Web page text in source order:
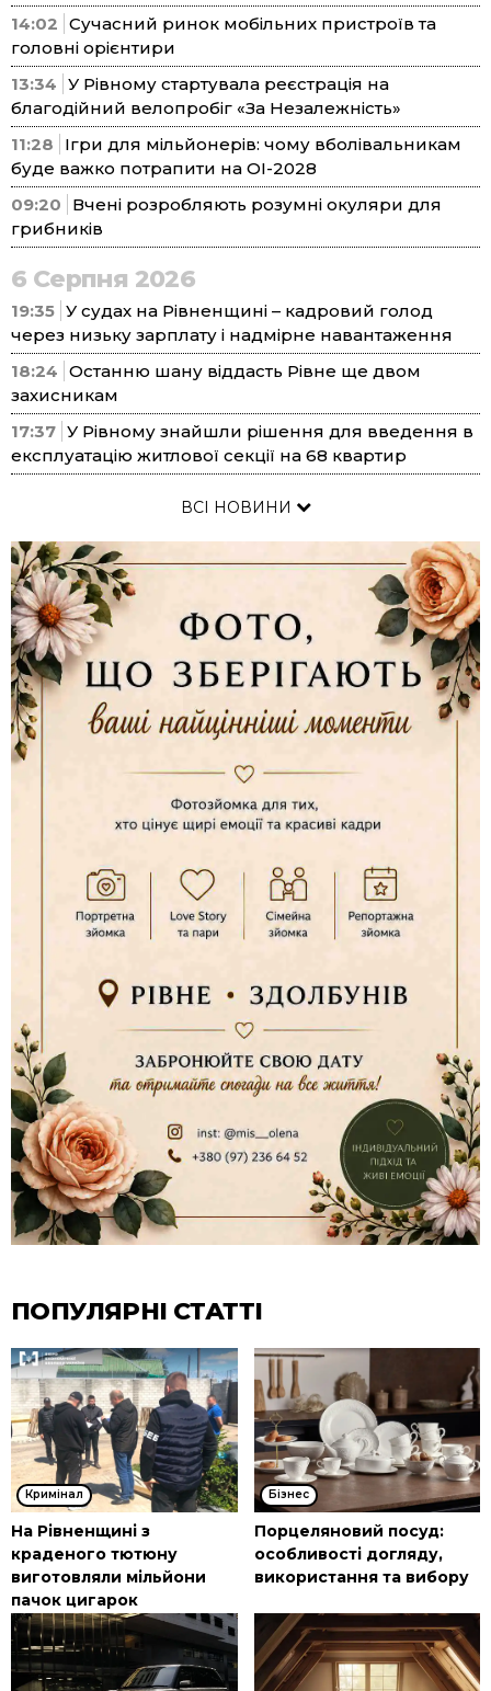
14:02 Сучасний ринок мобільних пристроїв та
головні орієнтири
13:34 У Рівному стартувала реєстрація на
благодійний велопробіг «За Незалежність»
11:28
Ігри для мільйонерів: чому вболівальникам
буде важко потрапити на ОІ-2028
09:20
Вчені розробляють розумні окуляри для
грибників
6 Серпня 2026
19:35 У судах на Рівненщині – кадровий голод
через низьку зарплату і надмірне навантаження
18:24 Останню шану віддасть Рівне ще двом
захисникам
17:37 У Рівному знайшли рішення для введення в
експлуатацію житлової секції на 68 квартир
ВСІ НОВИНИ
ПОПУЛЯРНІ СТАТТІ
Кримінал
На Рівненщині з
краденого тютюну
виготовляли мільйони
пачок цигарок
Бізнес
Порцеляновий посуд:
особливості догляду,
використання та вибору